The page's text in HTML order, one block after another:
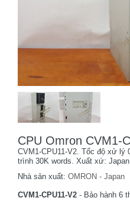
CPU Omron CVM1-
CVM1-CPU11-V2. Tốc độ xử
trình 30K words. Xuất xứ:
Nhà sản xuất: OMRON - Japan
CVM1-CPU11-V2 - Bảo hành 6